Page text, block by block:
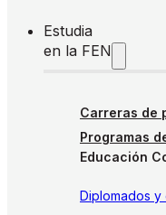
Estudia
en la FEN
Carreras de
Programas
Educación
Diplomados y